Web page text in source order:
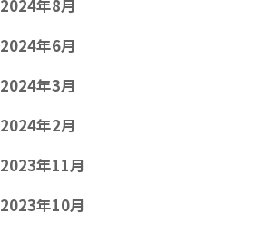
2024年8月
2024年6月
2024年3月
2024年2月
2023年11月
2023年10月